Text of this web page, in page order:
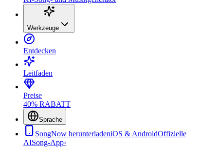
Werkzeuge
Entdecken
Leitfaden
Preise
40% RABATT
Sprache
SongNow herunterladeniOS & AndroidOffizielle
AISong-App›